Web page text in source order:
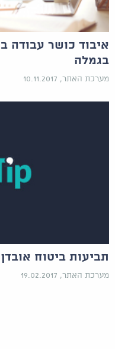
איבוד כושר עבודה
בגמלה
מערכת האתר, 10.11.2017
תביעות ביטוח
מערכת האתר, 19.02.2017